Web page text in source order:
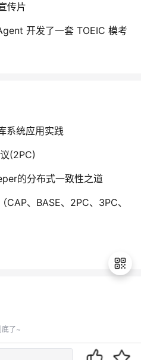
传片
开发了一套 TOEIC 模考
系统应用实践
(2PC)
的分布式一致性之道
、BASE、2PC、3PC、
底了~